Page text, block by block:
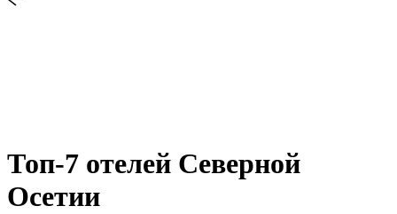
Топ-7 отелей Северной
Осетии